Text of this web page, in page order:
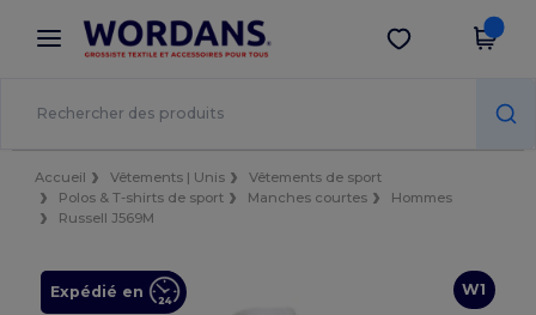
× Appli Wordans
Meilleurs prix sur l’app !
Obtenir l'appli
Accueil Vêtements | Unis
Vêtements de sport
Polos & T-shirts de sport
Manches courtes
Hommes
Russell J569M
W1
Expédié en